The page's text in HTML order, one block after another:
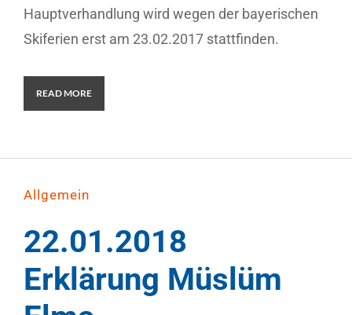
Hauptverhandlung wird wegen der bayerischen
Skiferien erst am 23.02.2017 stattfinden.
READ MORE
Allgemein
22.01.2018
Erklärung Müslüm